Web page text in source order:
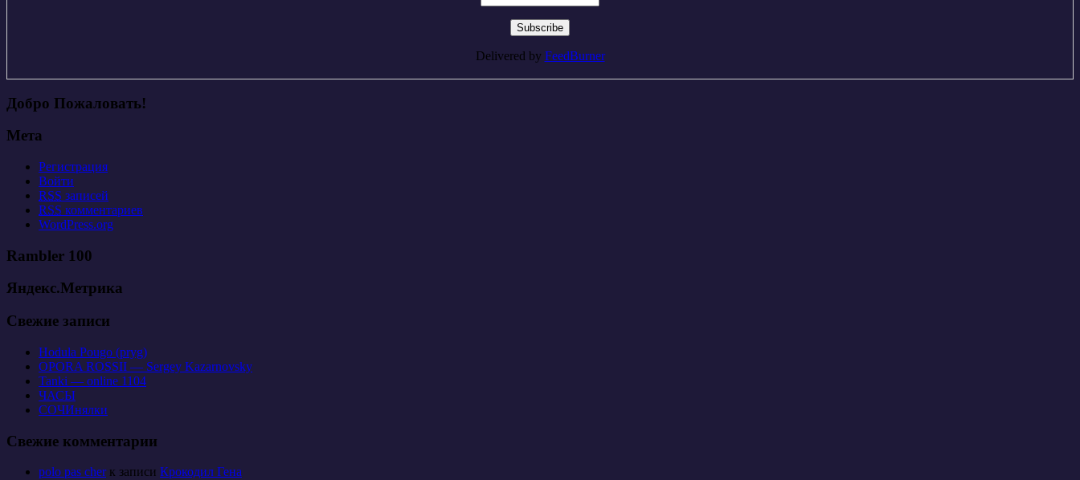
Delivered by FeedBurner
Добро Пожаловать!
Мета
Регистрация
Войти
RSS записей
RSS комментариев
WordPress.org
Rambler 100
Яндекс.Метрика
Свежие записи
Hodula Pougo (pryg)
OPORA ROSSII — Sergey Kazarnovsky
Tanki — online 1104
ЧАСЫ
СОЧИнялки
Свежие комментарии
polo pas cherк записи Крокодил Гена